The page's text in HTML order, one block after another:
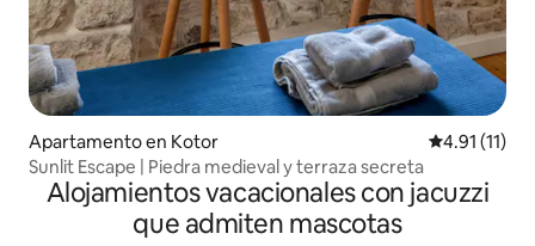
Apartamento en Kotor Calificación
4.91 (11)
Sunlit Escape | Piedra medieval y terraza secreta
Alojamientos vacacionales con jacuzzi
que admiten mascotas